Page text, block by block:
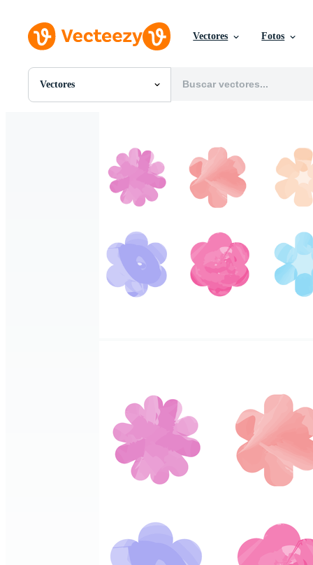
Vectores Fotos
Vectores
Todas Imágenes
Imágenes Editoriales
Eventos Editoriales